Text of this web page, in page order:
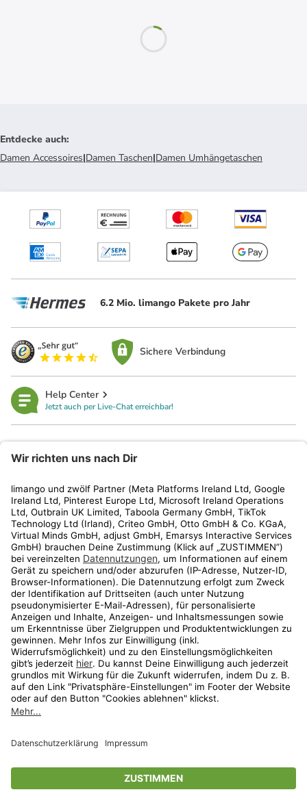
Entdecke auch:
Damen Accessoires|Damen Taschen|Damen Umhängetaschen
6.2 Mio. limango Pakete pro Jahr
Sichere Verbindung
Help Center
Jetzt auch per Live-Chat erreichbar!
Kundenservice
Shop
Aktionen
Travel